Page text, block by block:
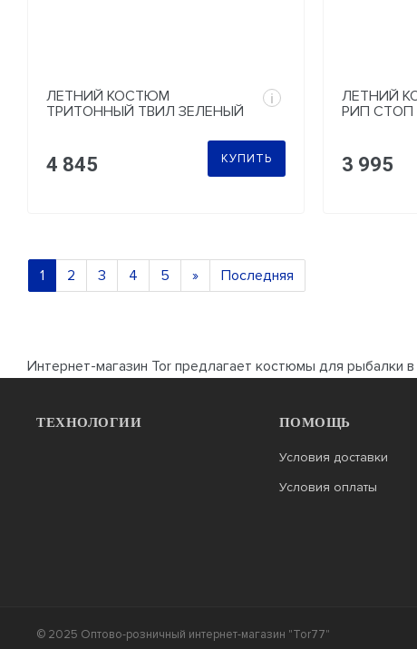
ЛЕТНИЙ КОСТЮМ
ТРИТОННЫЙ ТВИЛ ЗЕЛЕНЫЙ
i
4 845 КУПИТЬ
ЛЕТНИЙ
РИП СТОП
3 995
1 2 3 4 5 » Последняя
Интернет-магазин Tor предлагает костюмы для рыбалки
ТЕХНОЛОГИИ ПОМОЩЬ
Условия доставки
Условия оплаты
© 2025 Оптово-розничный интернет-магазин "Tor77"